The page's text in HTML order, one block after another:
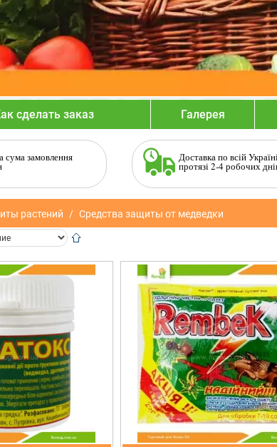
сделать заказ Галерея
сума замовлення Доставка по всій
протязі 2-4 робочих
растений Средства защиты от медведки